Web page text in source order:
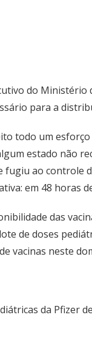
do Ministério
para a
todo um
estado não
ao controle
em 48 horas
das
de doses
vacinas neste
da Pfizer